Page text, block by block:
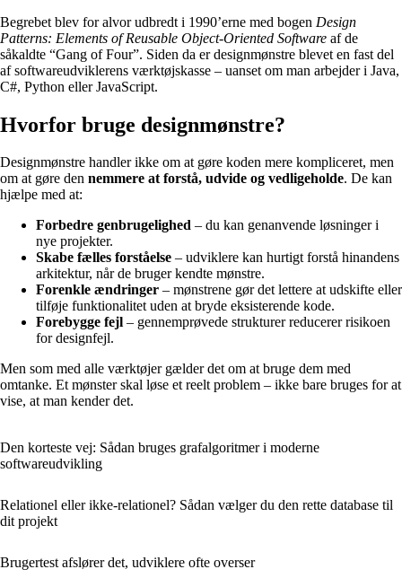
Begrebet blev for alvor udbredt i 1990’erne med bogen Design
Patterns: Elements of Reusable Object-Oriented Software af de
såkaldte “Gang of Four”. Siden da er designmønstre blevet en fast del
af softwareudviklerens værktøjskasse – uanset om man arbejder i Java,
C#, Python eller JavaScript.
Hvorfor bruge designmønstre?
Designmønstre handler ikke om at gøre koden mere kompliceret, men
om at gøre den nemmere at forstå, udvide og vedligeholde. De kan
hjælpe med at:
Forbedre genbrugelighed – du kan genanvende løsninger i
nye projekter.
Skabe fælles forståelse – udviklere kan hurtigt forstå hinandens
arkitektur, når de bruger kendte mønstre.
Forenkle ændringer – mønstrene gør det lettere at udskifte eller
tilføje funktionalitet uden at bryde eksisterende kode.
Forebygge fejl – gennemprøvede strukturer reducerer risikoen
for designfejl.
Men som med alle værktøjer gælder det om at bruge dem med
omtanke. Et mønster skal løse et reelt problem – ikke bare bruges for at
vise, at man kender det.
Den korteste vej: Sådan bruges grafalgoritmer i moderne
softwareudvikling
Relationel eller ikke-relationel? Sådan vælger du den rette database til
dit projekt
Brugertest afslører det, udviklere ofte overser